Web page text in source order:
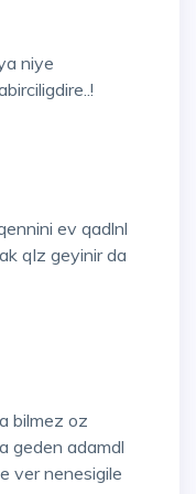
niye
ev qadlnl
qlz geyinir da
bilmez oz
geden adamdl
ver nenesigile